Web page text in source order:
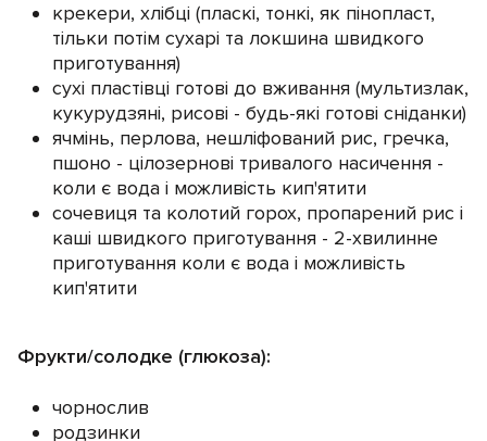
крекери, хлібці (пласкі, тонкі, як пінопласт,
тільки потім сухарі та локшина швидкого
приготування)
сухі пластівці готові до вживання (мультизлак,
кукурудзяні, рисові - будь-які готові сніданки)
ячмінь, перлова, нешліфований рис, гречка,
пшоно - цілозернові тривалого насичення -
коли є вода і можливість кип'ятити
сочевиця та колотий горох, пропарений рис і
каші швидкого приготування - 2-хвилинне
приготування коли є вода і можливість
кип'ятити
Фрукти/солодке (глюкоза):
чорнослив
родзинки